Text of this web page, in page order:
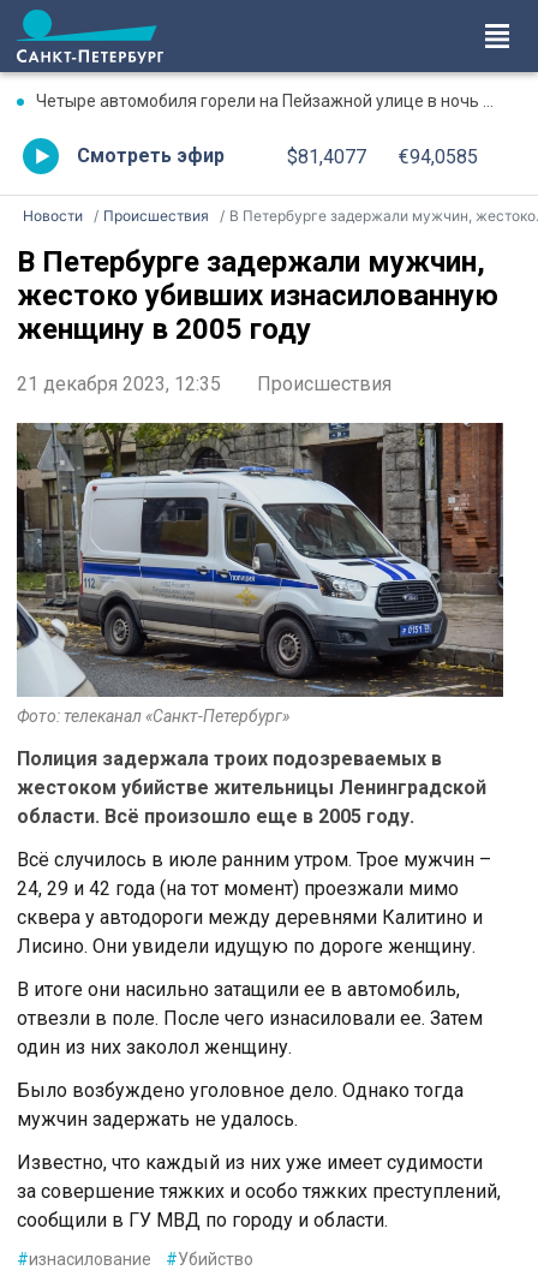
Четыре автомобиля горели на Пейзажной улице в ночь на 7 августа
Смотреть эфир $81,4077 €94,0585
Новости Происшествия В Петербурге задержали мужчин, жестоко убивших изнасилованную женщину в 2005 году
В Петербурге задержали мужчин,
жестоко убивших изнасилованную
женщину в 2005 году
21 декабря 2023, 12:35 Происшествия
Фото: телеканал «Санкт-Петербург»
Полиция задержала троих подозреваемых в
жестоком убийстве жительницы Ленинградской
области. Всё произошло еще в 2005 году.
Всё случилось в июле ранним утром. Трое мужчин –
24, 29 и 42 года (на тот момент) проезжали мимо
сквера у автодороги между деревнями Калитино и
Лисино. Они увидели идущую по дороге женщину.
В итоге они насильно затащили ее в автомобиль,
отвезли в поле. После чего изнасиловали ее. Затем
один из них заколол женщину.
Было возбуждено уголовное дело. Однако тогда
мужчин задержать не удалось.
Известно, что каждый из них уже имеет судимости
за совершение тяжких и особо тяжких преступлений,
сообщили в ГУ МВД по городу и области.
#изнасилование #Убийство